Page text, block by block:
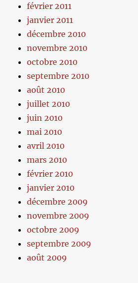
février 2011
janvier 2011
décembre 2010
novembre 2010
octobre 2010
septembre 2010
août 2010
juillet 2010
juin 2010
mai 2010
avril 2010
mars 2010
février 2010
janvier 2010
décembre 2009
novembre 2009
octobre 2009
septembre 2009
août 2009